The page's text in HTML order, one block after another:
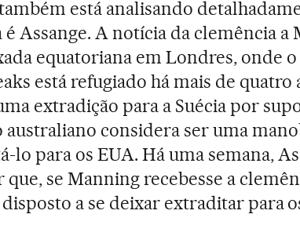
está analisando
é Assange. A notícia da clemência a
equatoriana em Londres, onde
está refugiado há mais de quatro
extradição para a Suécia por
australiano considera ser uma
lo para os EUA. Há uma semana,
se Manning recebesse a
a se deixar extraditar para